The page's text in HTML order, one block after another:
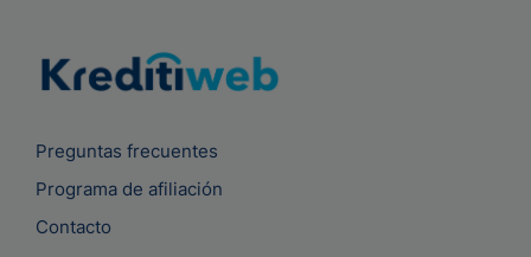
Preguntas frecuentes
Programa de afiliación
Contacto